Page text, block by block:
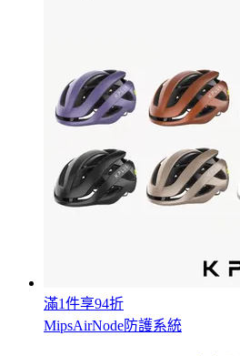
滿1件享94折
MipsAirNode防護系統